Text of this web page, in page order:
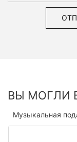
ВЫ МОГЛИ
Музыкальная